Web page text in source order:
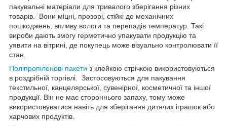
пакувальні матеріали для тривалого зберігання різних
товарів. Вони міцні, прозорі, стійкі до механічних
пошкоджень, впливу вологи та перепадів температур. Такі
вироби дають змогу герметично упакувати продукцію та
уявити на вітрині, де покупець може візуально контролювати її
стан.
Поліпропіленові пакети з клейкою стрічкою використовуються
в роздрібній торгівлі. Застосовуються для пакування
текстильної, канцелярської, сувенірної, косметичної та іншої
продукції. Він не має стороннього запаху, тому може
використовуватися навіть для зберігання дитячих іграшок або
харчових продуктів.